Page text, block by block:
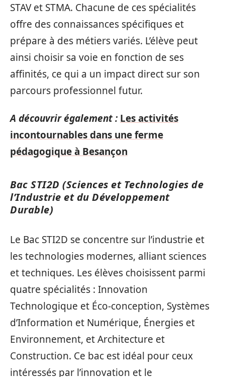
STAV et STMA. Chacune de ces spécialités
offre des connaissances spécifiques et
prépare à des métiers variés. L’élève peut
ainsi choisir sa voie en fonction de ses
affinités, ce qui a un impact direct sur son
parcours professionnel futur.
A découvrir également : Les activités
incontournables dans une ferme
pédagogique à Besançon
Bac STI2D (Sciences et Technologies de
l’Industrie et du Développement
Durable)
Le Bac STI2D se concentre sur l’industrie et
les technologies modernes, alliant sciences
et techniques. Les élèves choisissent parmi
quatre spécialités : Innovation
Technologique et Éco-conception, Systèmes
d’Information et Numérique, Énergies et
Environnement, et Architecture et
Construction. Ce bac est idéal pour ceux
intéressés par l’innovation et le